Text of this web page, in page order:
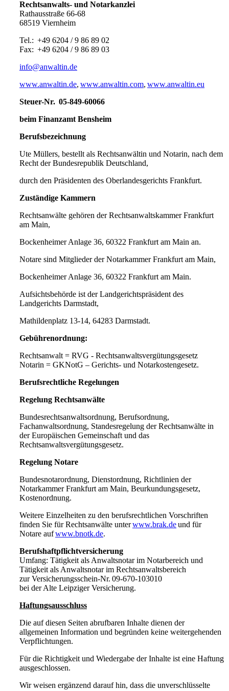
Rechtsanwalts- und Notarkanzlei
Rathausstraße 66-68
68519 Viernheim
Tel.: +49 6204 / 9 86 89 02
Fax: +49 6204 / 9 86 89 03
info@anwaltin.de
www.anwaltin.de, www.anwaltin.com, www.anwaltin.eu
Steuer-Nr. 05-849-60066
beim Finanzamt Bensheim
Berufsbezeichnung
Ute Müllers, bestellt als Rechtsanwältin und Notarin, nach dem
Recht der Bundesrepublik Deutschland,
durch den Präsidenten des Oberlandesgerichts Frankfurt.
Zuständige Kammern
Rechtsanwälte gehören der Rechtsanwaltskammer Frankfurt
am Main,
Bockenheimer Anlage 36, 60322 Frankfurt am Main an.
Notare sind Mitglieder der Notarkammer Frankfurt am Main,
Bockenheimer Anlage 36, 60322 Frankfurt am Main.
Aufsichtsbehörde ist der Landgerichtspräsident des
Landgerichts Darmstadt,
Mathildenplatz 13-14, 64283 Darmstadt.
Gebührenordnung:
Rechtsanwalt = RVG - Rechtsanwaltsvergütungsgesetz
Notarin = GKNotG – Gerichts- und Notarkostengesetz.
Berufsrechtliche Regelungen
Regelung Rechtsanwälte
Bundesrechtsanwaltsordnung, Berufsordnung,
Fachanwaltsordnung, Standesregelung der Rechtsanwälte in
der Europäischen Gemeinschaft und das
Rechtsanwaltsvergütungsgesetz.
Regelung Notare
Bundesnotarordnung, Dienstordnung, Richtlinien der
Notarkammer Frankfurt am Main, Beurkundungsgesetz,
Kostenordnung.
Weitere Einzelheiten zu den berufsrechtlichen Vorschriften
finden Sie für Rechtsanwälte unterwww.brak.deund für
Notare aufwww.bnotk.de.
Berufshaftpflichtversicherung
Umfang: Tätigkeit als Anwaltsnotar im Notarbereich und
Tätigkeit als Anwaltsnotar im Rechtsanwaltsbereich
zur Versicherungsschein-Nr. 09-670-103010
bei der Alte Leipziger Versicherung.
Haftungsausschluss
Die auf diesen Seiten abrufbaren Inhalte dienen der
allgemeinen Information und begründen keine weitergehenden
Verpflichtungen.
Für die Richtigkeit und Wiedergabe der Inhalte ist eine Haftung
ausgeschlossen.
Wir weisen ergänzend darauf hin, dass die unverschlüsselte